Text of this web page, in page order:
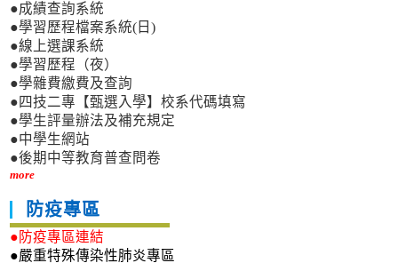
●成績查詢系統
●學習歷程檔案系統(日)
●線上選課系統
●學習歷程（夜）
●學雜費繳費及查詢
●四技二專【甄選入學】校系代碼填寫
●學生評量辦法及補充規定
●中學生網站
●後期中等教育普查問卷
more
防疫專區
●防疫專區連結
●嚴重特殊傳染性肺炎專區